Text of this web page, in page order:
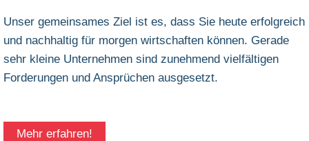
Unser gemeinsames Ziel ist es, dass Sie heute erfolgreich
und nachhaltig für morgen wirtschaften können. Gerade
sehr kleine Unternehmen sind zunehmend vielfältigen
Forderungen und Ansprüchen ausgesetzt.
Mehr erfahren!